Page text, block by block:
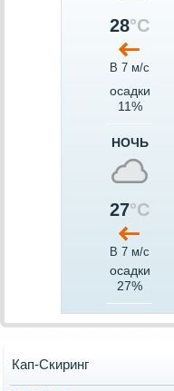
28°C
В 7 м/c
осадки
11%
НОЧЬ
27°C
В 7 м/c
осадки
27%
Кап-Скиринг